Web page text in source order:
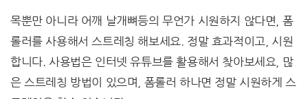
목뿐만 아니라 어깨 날개뼈등의 무언가 시원하지 않다면, 폼
롤러를 사용해서 스트레칭 해보세요. 정말 효과적이고, 시원
합니다. 사용법은 인터넷 유튜브를 활용해서 찾아보세요, 많
은 스트레칭 방법이 있으며, 폼롤러 하나면 정말 시원하게 스